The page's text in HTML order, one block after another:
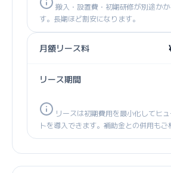
搬入・設置費・初期研修が別途か
す。長期ほど割安になります。
月額リース料
リース期間
リースは初期費用を最小化してヒ
トを導入できます。補助金との併用もご